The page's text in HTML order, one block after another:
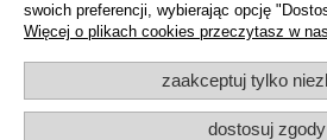
INFORMACJE
swoich preferencji, wybierając opcję
Więcej o plikach cookies przeczytasz w
zaakceptuj tylko
dostosuj zgody